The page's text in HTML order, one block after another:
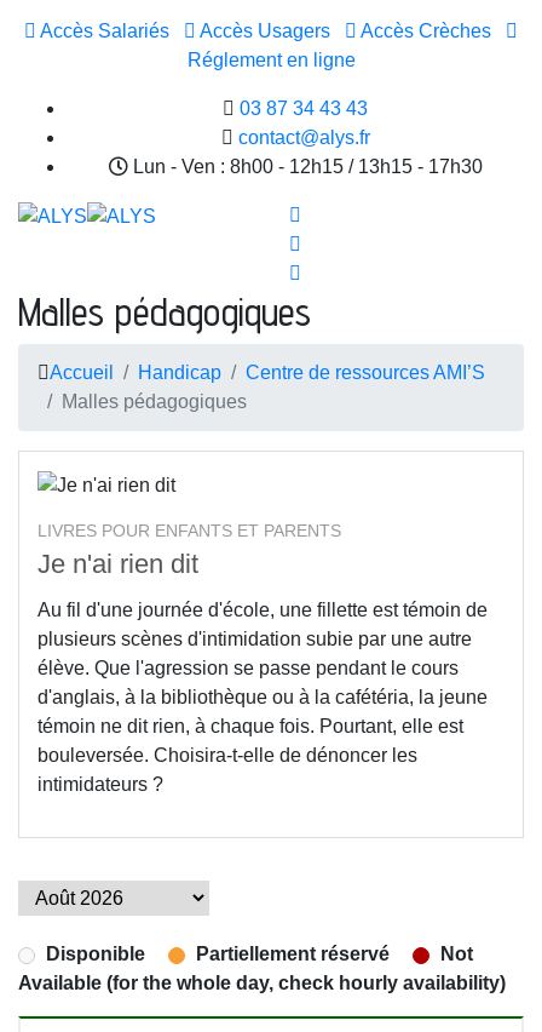
Accès Salariés Accès Usagers
Accès Crèches
Réglement en ligne
03 87 34 43 43
contact@alys.fr
Lun - Ven : 8h00 - 12h15 / 13h15 - 17h30
Malles pédagogiques
Accueil Handicap
Centre de ressources AMI’S
Malles pédagogiques
LIVRES POUR ENFANTS ET PARENTS
Je n'ai rien dit
Au fil d'une journée d'école, une fillette est témoin de
plusieurs scènes d'intimidation subie par une autre
élève. Que l'agression se passe pendant le cours
d'anglais, à la bibliothèque ou à la cafétéria, la jeune
témoin ne dit rien, à chaque fois. Pourtant, elle est
bouleversée. Choisira-t-elle de dénoncer les
intimidateurs ?
Disponible Partiellement réservé
Not
Available (for the whole day, check hourly availability)